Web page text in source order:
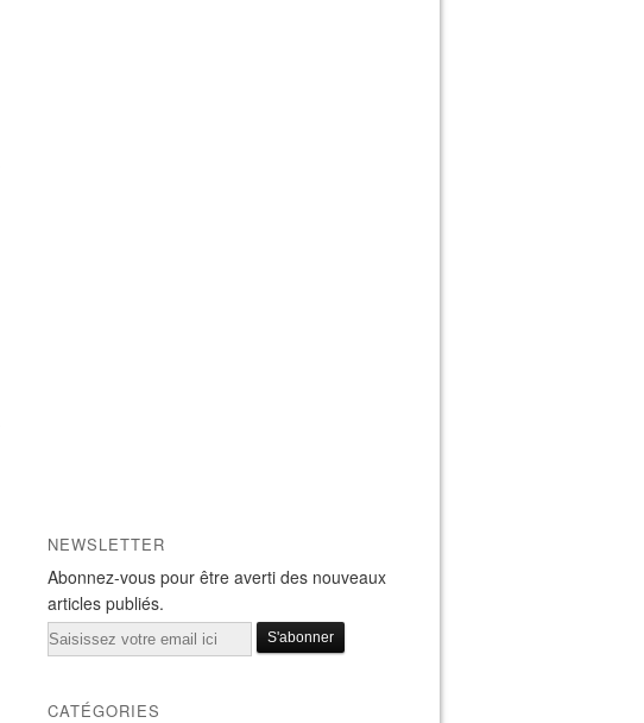
NEWSLETTER
Abonnez-vous pour être averti des nouveaux
articles publiés.
Email
CATÉGORIES